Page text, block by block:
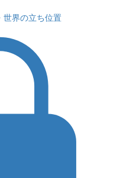
世界の立ち位置